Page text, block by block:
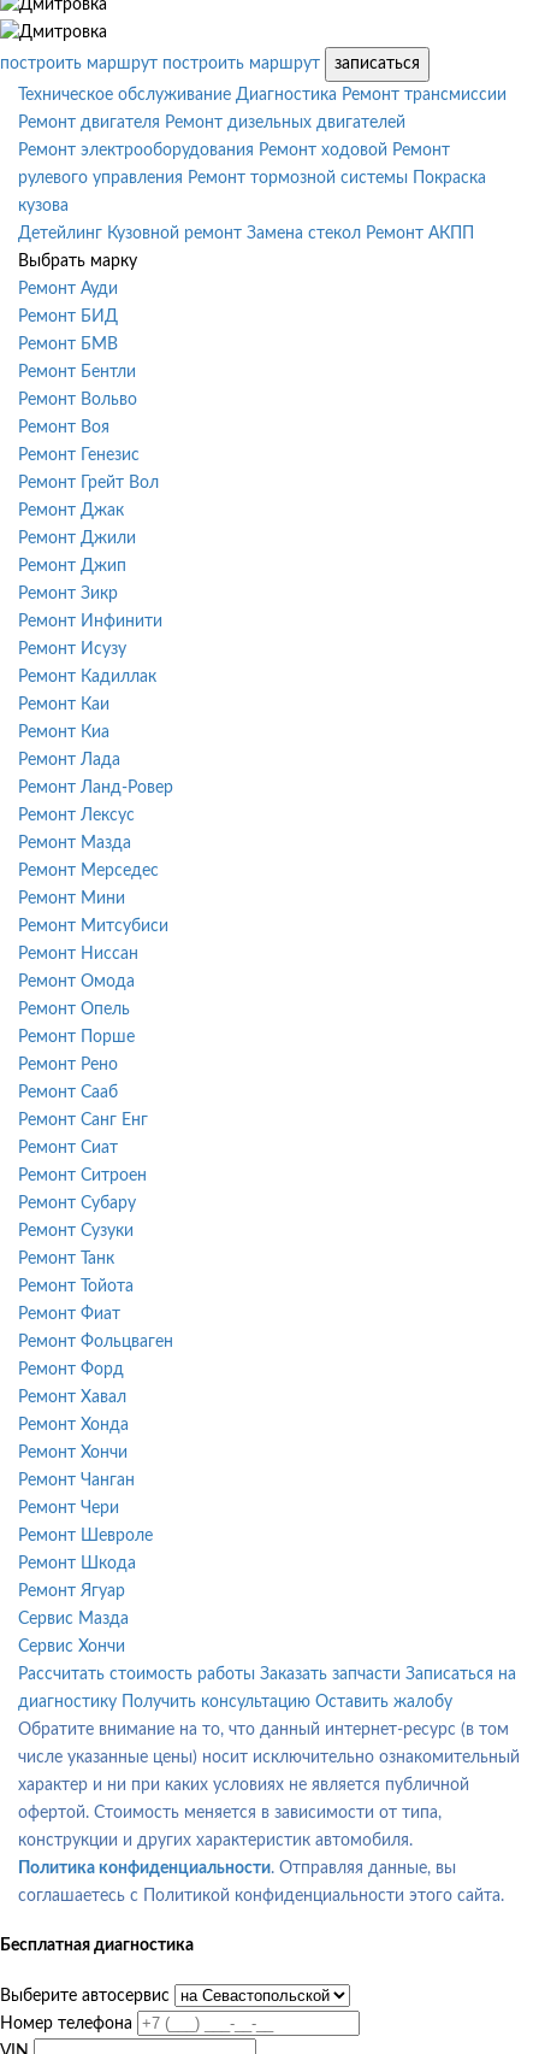
построить маршрут построить маршрут
записаться
Техническое обслуживание Диагностика Ремонт трансмиссии
Ремонт двигателя Ремонт дизельных двигателей
Ремонт электрооборудования Ремонт ходовой Ремонт
рулевого управления Ремонт тормозной системы
Покраска
кузова
Детейлинг Кузовной ремонт Замена стекол Ремонт АКПП
Выбрать марку
Ремонт Ауди
Ремонт БИД
Ремонт БМВ
Ремонт Бентли
Ремонт Вольво
Ремонт Воя
Ремонт Генезис
Ремонт Грейт Вол
Ремонт Джак
Ремонт Джили
Ремонт Джип
Ремонт Зикр
Ремонт Инфинити
Ремонт Исузу
Ремонт Кадиллак
Ремонт Каи
Ремонт Киа
Ремонт Лада
Ремонт Ланд-Ровер
Ремонт Лексус
Ремонт Мазда
Ремонт Мерседес
Ремонт Мини
Ремонт Митсубиси
Ремонт Ниссан
Ремонт Омода
Ремонт Опель
Ремонт Порше
Ремонт Рено
Ремонт Сааб
Ремонт Санг Енг
Ремонт Сиат
Ремонт Ситроен
Ремонт Субару
Ремонт Сузуки
Ремонт Танк
Ремонт Тойота
Ремонт Фиат
Ремонт Фольцваген
Ремонт Форд
Ремонт Хавал
Ремонт Хонда
Ремонт Хончи
Ремонт Чанган
Ремонт Чери
Ремонт Шевроле
Ремонт Шкода
Ремонт Ягуар
Сервис Мазда
Сервис Хончи
Рассчитать стоимость работы Заказать запчасти Записаться на
диагностику
Получить консультацию Оставить жалобу
Политика конфиденциальности. Отправляя данные, вы
соглашаетесь с Политикой конфиденциальности этого сайта.
Бесплатная диагностика
Выберите автосервис
Номер телефона